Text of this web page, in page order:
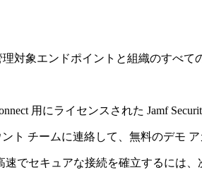
理対象エンドポイントと組織のすべ
用にライセンスされた Jamf
ト チームに連絡して、無料のデモ
速でセキュアな接続を確立するには、